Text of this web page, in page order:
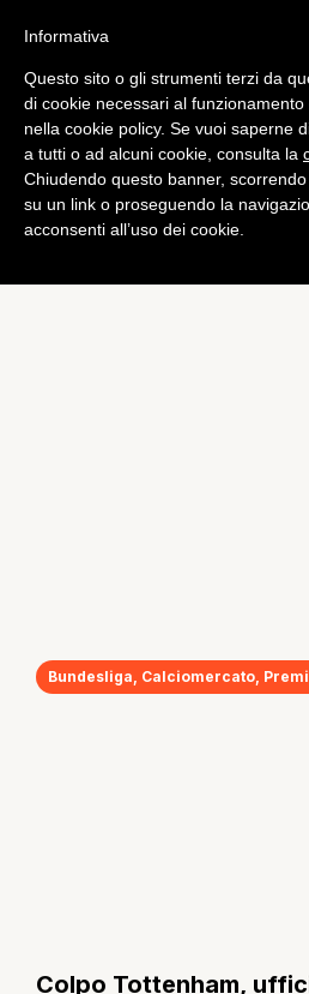
Bundesliga, Calciomercato,
Colpo Tottenham,
Informativa
Questo sito o gli strumenti terzi da
di cookie necessari al
nella cookie policy. Se vuoi saperne
a tutti o ad alcuni cookie, consulta la
Chiudendo questo banner,
su un link o proseguendo la
acconsenti all’uso dei cookie.